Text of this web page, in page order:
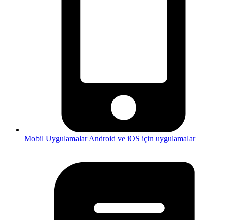
Mobil UygulamalarAndroid ve iOS için uygulamalar